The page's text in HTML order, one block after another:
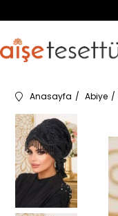
Anasayfa Abiye